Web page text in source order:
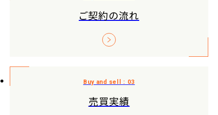
ご契約の流れ
売買実績